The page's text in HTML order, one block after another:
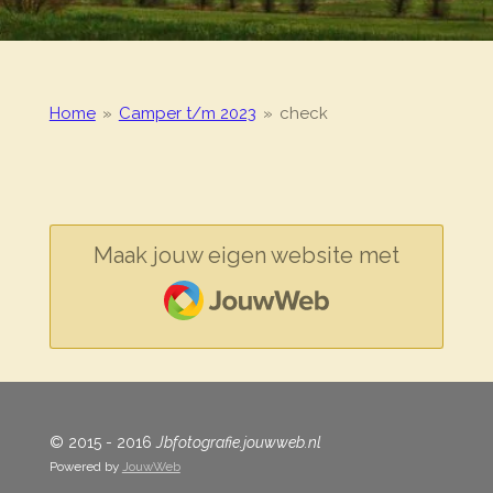
Home » Camper t/m 2023 » check
Maak jouw eigen website met
JouwWeb
© 2015 - 2016 Jbfotografie.jouwweb.nl
Powered by JouwWeb